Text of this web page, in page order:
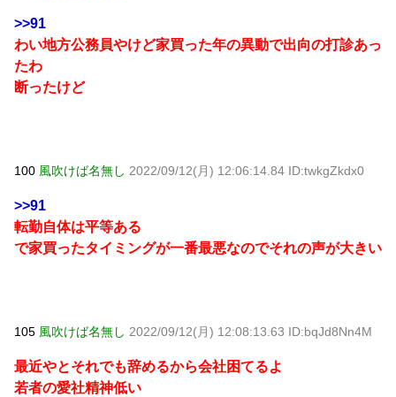
>>91
わい地方公務員やけど家買った年の異動で出向の打診あっ
たわ
断ったけど
100 風吹けば名無し 2022/09/12(月) 12:06:14.84 ID:twkgZkdx0
>>91
転勤自体は平等ある
で家買ったタイミングが一番最悪なのでそれの声が大きい
105 風吹けば名無し 2022/09/12(月) 12:08:13.63 ID:bqJd8Nn4M
最近やとそれでも辞めるから会社困てるよ
若者の愛社精神低い